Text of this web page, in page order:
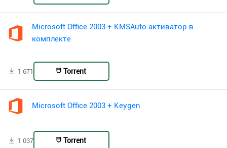
Microsoft Office 2003 + KMSAuto активатор в
комплекте
1 671 Torrent
Microsoft Office 2003 + Keygen
1 037 Torrent